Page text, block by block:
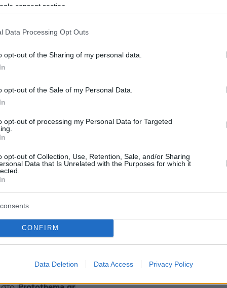
consent section.
Data Processing Opt Outs
opt-out of the Sharing of my personal data.
opt-out of the Sale of my Personal Data.
opt-out of processing my Personal Data for Targeted
opt-out of Collection, Use, Retention, Sale, and/or Sharing
Data that Is Unrelated with the Purposes for which it
CONFIRM
Data Deletion Data Access Privacy Policy
το νεογέννητο κοριτσάκι τυλιγμένο μέσα σε
δικό τους.
Hlophe χαρακτήρισε την κατάθεση της
«παραμύθι» και ανέφερε ότι θεωρεί πως
γυναίκα που απήγαγε το βρέφος. Μάρτυρες
ότι την ημέρα της εξαφάνισης του
αγκαλιά της. Η δίκη σταμάτησε για να
Μάιο και η κατηγορούμενη βρίσκεται
ποινή φυλάκισης, το λιγότερο, μέχρι πέντε
protothema.gr στο Google News